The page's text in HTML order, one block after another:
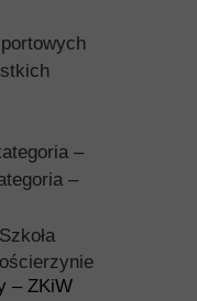
–
–
– ZKiW